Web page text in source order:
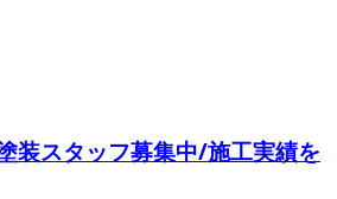
装スタッフ募集中/施工実績を